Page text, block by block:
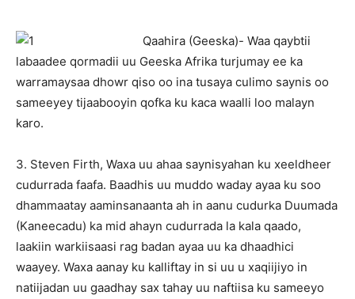
Qaahira (Geeska)- Waa qaybtii
labaadee qormadii uu Geeska Afrika turjumay ee ka
warramaysaa dhowr qiso oo ina tusaya culimo saynis oo
sameeyey tijaabooyin qofka ku kaca waalli loo malayn
karo.
3. Steven Firth, Waxa uu ahaa saynisyahan ku xeeldheer
cudurrada faafa. Baadhis uu muddo waday ayaa ku soo
dhammaatay aaminsanaanta ah in aanu cudurka Duumada
(Kaneecadu) ka mid ahayn cudurrada la kala qaado,
laakiin warkiisaasi rag badan ayaa uu ka dhaadhici
waayey. Waxa aanay ku kalliftay in si uu u xaqiijiyo in
natiijadan uu gaadhay sax tahay uu naftiisa ku sameeyo